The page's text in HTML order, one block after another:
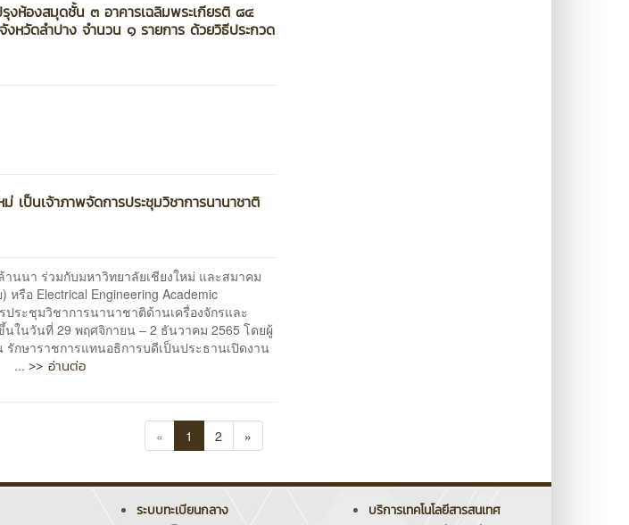
งห้องสมุดชั้น ๓ อาคารเฉลิมพระเกียรติ ๘๔
หวัดลำปาง จำนวน ๑ รายการ ด้วยวิธีประกวด
เป็นเจ้าภาพจัดการประชุมวิชาการนานาชาติ
า ร่วมกับมหาวิทยาลัยเชียงใหม่ และสมาคม
รือ Electrical Engineering Academic
ประชุมวิชาการนานาชาติด้านเครื่องจักรและ
ในวันที่ 29 พฤศจิกายน – 2 ธันวาคม 2565 โดยผู้
กษาราชการแทนอธิการบดีเป็นประธานเปิดงาน
ม่ ...>> อ่านต่อ
« 1 2 »
ระบบทะเบียนกลาง
บริการเทคโนโลยีสารสนเทศ